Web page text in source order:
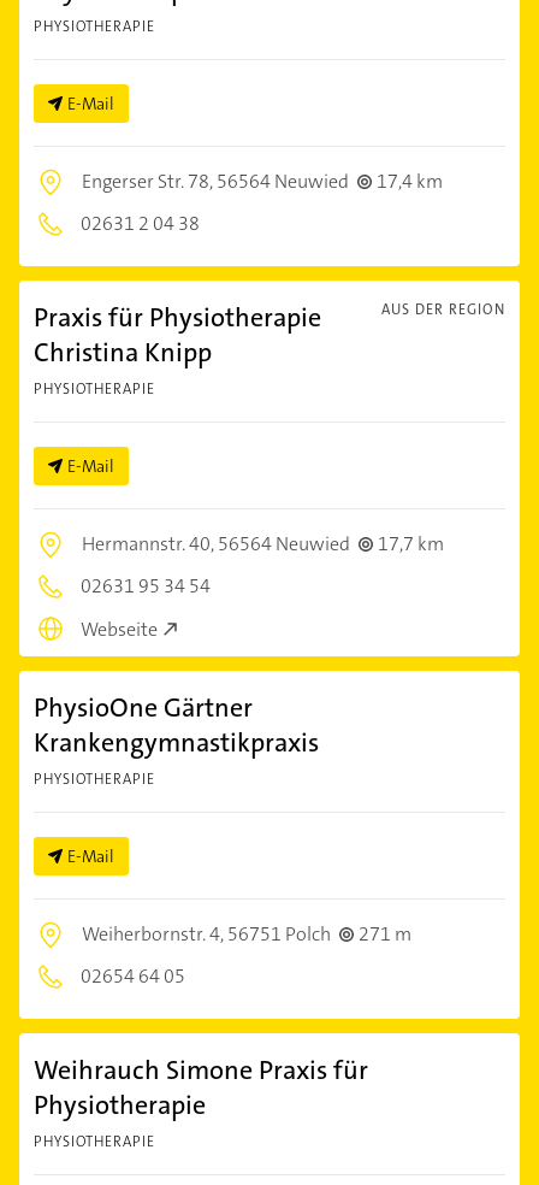
PHYSIOTHERAPIE
E-Mail
Engerser Str. 78,56564 Neuwied
17,4 km
02631 2 04 38
AUS DER REGION
Praxis für Physiotherapie
Christina Knipp
PHYSIOTHERAPIE
E-Mail
Hermannstr. 40,56564 Neuwied
17,7 km
02631 95 34 54
Webseite
PhysioOne Gärtner
Krankengymnastikpraxis
PHYSIOTHERAPIE
E-Mail
Weiherbornstr. 4,56751 Polch
271 m
02654 64 05
Weihrauch Simone Praxis für
Physiotherapie
PHYSIOTHERAPIE